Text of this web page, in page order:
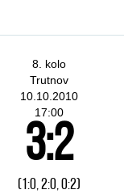
8. kolo
Trutnov
10.10.2010
17:00
3:2
(1:0, 2:0, 0:2)